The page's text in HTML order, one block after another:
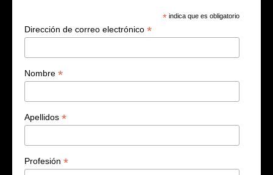
* indica que es obligatorio
Dirección de correo electrónico *
Nombre *
Apellidos *
Profesión *